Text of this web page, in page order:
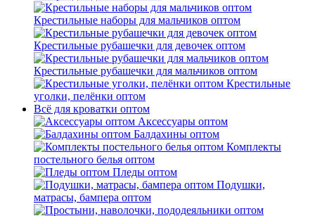
Крестильные наборы для мальчиков оптом
Крестильные рубашечки для девочек оптом
Крестильные рубашечки для мальчиков оптом
Крестильные
уголки, пелёнки оптом
Всё для кроватки оптом
Аксессуары оптом
Балдахины оптом
Комплекты
постельного белья оптом
Пледы оптом
Подушки,
матрасы, бампера оптом